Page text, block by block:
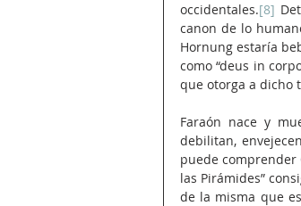
occidentales.[8]
canon de lo
Hornung estaría
como “deus in
que otorga a dicho
Faraón nace y
debilitan,
puede comprender
las Pirámides”
de la misma que